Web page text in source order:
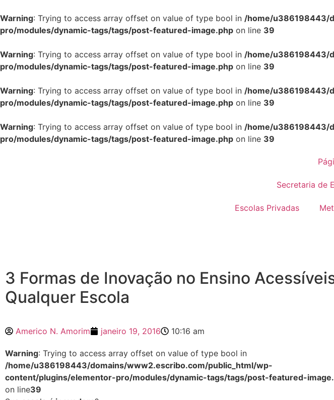
Warning: Trying to access array offset on value of type bool in /home/u386198443/
pro/modules/dynamic-tags/tags/post-featured-image.php on line 39
Warning: Trying to access array offset on value of type bool in /home/u386198443/
pro/modules/dynamic-tags/tags/post-featured-image.php on line 39
Warning: Trying to access array offset on value of type bool in /home/u386198443/
pro/modules/dynamic-tags/tags/post-featured-image.php on line 39
Warning: Trying to access array offset on value of type bool in /home/u386198443/
pro/modules/dynamic-tags/tags/post-featured-image.php on line 39
Secretaria de
Escolas Privadas
3 Formas de Inovação no Ensino
Qualquer Escola
Americo N. Amorim janeiro 19, 2016 10:16 am
Warning: Trying to access array offset on value of type bool in
/home/u386198443/domains/www2.escribo.com/public_html/wp-
content/plugins/elementor-pro/modules/dynamic-tags/tags/post-featured-
on line39